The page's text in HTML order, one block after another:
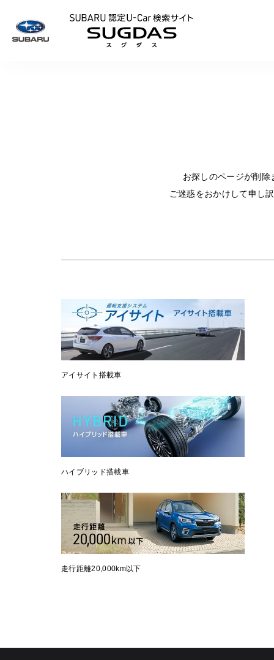
お探しのページが削
ご迷惑をおかけして申し
アイサイト搭載車
ハイブリッド搭載車
走行距離20,000km以下